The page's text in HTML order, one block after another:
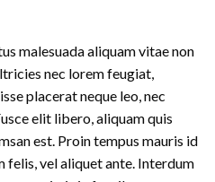
malesuada aliquam vitae non
nec lorem feugiat,
placerat neque leo, nec
elit libero, aliquam quis
est. Proin tempus mauris id
felis, vel aliquet ante. Interdum